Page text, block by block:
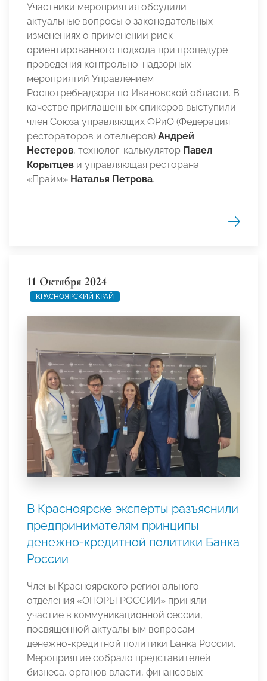
Участники мероприятия обсудили
актуальные вопросы о законодательных
изменениях о применении риск-
ориентированного подхода при процедуре
проведения контрольно-надзорных
мероприятий Управлением
Роспотребнадзора по Ивановской области. В
качестве приглашенных спикеров выступили:
член Союза управляющих ФРиО (Федерация
рестораторов и отельеров) Андрей
Нестеров, технолог-калькулятор Павел
Корытцев и управляющая ресторана
«Прайм» Наталья Петрова.
11 Октября 2024
КРАСНОЯРСКИЙ КРАЙ
В Красноярске эксперты разъяснили
предпринимателям принципы
денежно-кредитной политики Банка
России
Члены Красноярского регионального
отделения «ОПОРЫ РОССИИ» приняли
участие в коммуникационной сессии,
посвященной актуальным вопросам
денежно-кредитной политики Банка России.
Мероприятие собрало представителей
бизнеса, органов власти, финансовых